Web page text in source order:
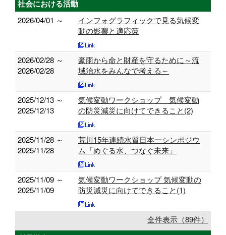
社会における活動
2026/04/01 ～
インフォグラフィックで見る気候変
動の影響と適応策
2026/02/28 ～
2026/02/28
豪雨から命と財産を守るために～流
域治水をみんなで考える～
2025/12/13 ～
2025/12/13
気候変動ワークショップ 気候変動
の防災減災に向けてできること(2)
2025/11/28 ～
2025/11/28
荒川15年連続水質日本一シンポジウ
ム「めぐる水、つなぐ未来」
2025/11/09 ～
2025/11/09
気候変動ワークショップ 気候変動の
防災減災に向けてできること(1)
全件表示（89件）